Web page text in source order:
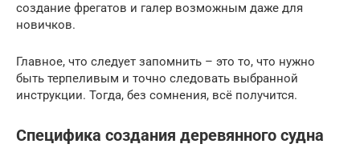
создание фрегатов и галер возможным даже для
новичков.
Главное, что следует запомнить – это то, что нужно
быть терпеливым и точно следовать выбранной
инструкции. Тогда, без сомнения, всё получится.
Специфика создания деревянного судна